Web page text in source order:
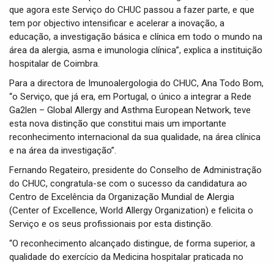
que agora este Serviço do CHUC passou a fazer parte, e que
tem por objectivo intensificar e acelerar a inovação, a
educação, a investigação básica e clínica em todo o mundo na
área da alergia, asma e imunologia clínica”, explica a instituição
hospitalar de Coimbra.
Para a directora de Imunoalergologia do CHUC, Ana Todo Bom,
“o Serviço, que já era, em Portugal, o único a integrar a Rede
Ga2len – Global Allergy and Asthma European Network, teve
esta nova distinção que constitui mais um importante
reconhecimento internacional da sua qualidade, na área clínica
e na área da investigação”.
Fernando Regateiro, presidente do Conselho de Administração
do CHUC, congratula-se com o sucesso da candidatura ao
Centro de Excelência da Organização Mundial de Alergia
(Center of Excellence, World Allergy Organization) e felicita o
Serviço e os seus profissionais por esta distinção.
“O reconhecimento alcançado distingue, de forma superior, a
qualidade do exercício da Medicina hospitalar praticada no